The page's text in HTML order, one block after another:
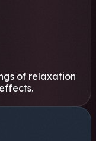
of relaxation